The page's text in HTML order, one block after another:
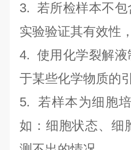
3. 若所检样本不包
实验验证其有效性
4. 使用化学裂解液
于某些化学物质的
5. 若样本为细胞
如：细胞状态、细